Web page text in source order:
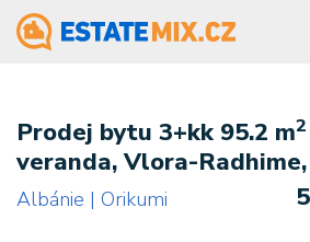
Prodej bytu 3+kk 95.2 m2
veranda, Vlora-
Albánie | Orikumi